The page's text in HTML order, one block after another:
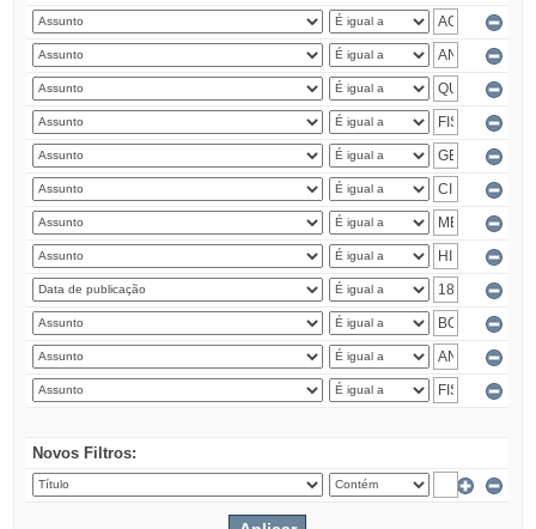
Novos Filtros: